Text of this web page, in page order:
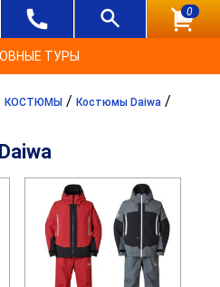
0
ТУРЫ
КОСТЮМЫ / Костюмы Daiwa /